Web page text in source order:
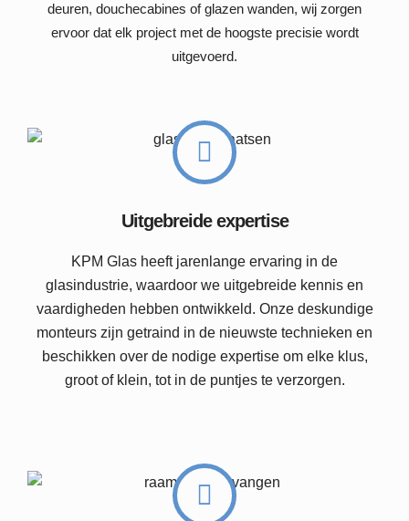
deuren, douchecabines of glazen wanden, wij zorgen
ervoor dat elk project met de hoogste precisie wordt
uitgevoerd.
Uitgebreide expertise
KPM Glas heeft jarenlange ervaring in de
glasindustrie, waardoor we uitgebreide kennis en
vaardigheden hebben ontwikkeld. Onze deskundige
monteurs zijn getraind in de nieuwste technieken en
beschikken over de nodige expertise om elke klus,
groot of klein, tot in de puntjes te verzorgen.